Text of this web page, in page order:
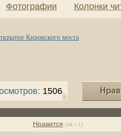
Фотографии Колонки
Кировского моста
1506
Нравится (alt + L)